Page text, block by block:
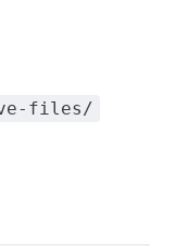
files/